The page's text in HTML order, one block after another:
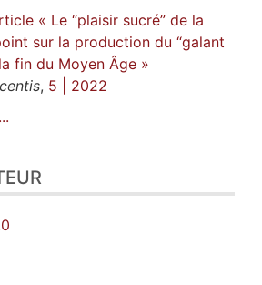
« Le “plaisir sucré” de la
sur la production du “galant
fin du Moyen Âge »
, 5 | 2022